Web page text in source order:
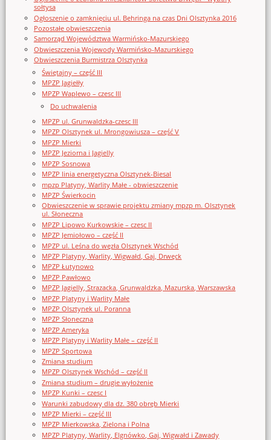
sołtysa
Ogłoszenie o zamknięciu ul. Behringa na czas Dni Olsztynka 2016
Pozostałe obwieszczenia
Samorząd Województwa Warmińsko-Mazurskiego
Obwieszczenia Wojewody Warmińsko-Mazurskiego
Obwieszczenia Burmistrza Olsztynka
Świętajny – część III
MPZP Jagiełły
MPZP Waplewo – czesc III
Do uchwalenia
MPZP ul. Grunwaldzka-czesc III
MPZP Olsztynek ul. Mrongowiusza – część V
MPZP Mierki
MPZP Jeziorna i Jagielly
MPZP Sosnowa
MPZP linia energetyczna Olsztynek-Biesal
mpzp Platyny, Warlity Małe - obwieszczenie
MPZP Świerkocin
Obwieszczenie w sprawie projektu zmiany mpzp m. Olsztynek
ul. Słoneczna
MPZP Lipowo Kurkowskie – czesc II
MPZP Jemiołowo – część II
MPZP ul. Leśna do węzła Olsztynek Wschód
MPZP Platyny, Warlity, Wigwałd, Gaj, Drwęck
MPZP Łutynowo
MPZP Pawłowo
MPZP Jagielly, Strazacka, Grunwaldzka, Mazurska, Warszawska
MPZP Platyny i Warlity Małe
MPZP Olsztynek ul. Poranna
MPZP Słoneczna
MPZP Ameryka
MPZP Platyny i Warlity Małe – część II
MPZP Sportowa
Zmiana studium
MPZP Olsztynek Wschód – część II
Zmiana studium – drugie wyłożenie
MPZP Kunki – czesc I
Warunki zabudowy dla dz. 380 obręb Mierki
MPZP Mierki – część III
MPZP Mierkowska, Zielona i Polna
MPZP Platyny, Warlity, Elgnówko, Gaj, Wigwałd i Zawady